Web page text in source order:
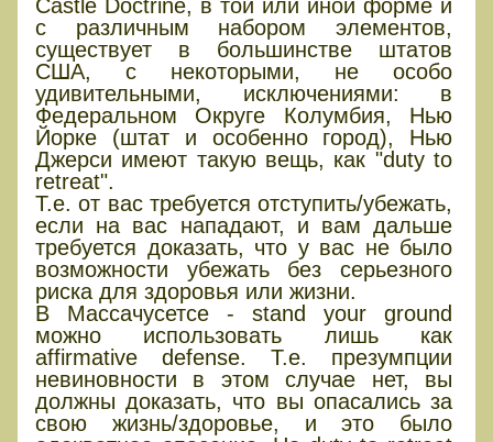
Castle Doctrine, в той или иной форме и
с различным набором элементов,
существует в большинстве штатов
США, с некоторыми, не особо
удивительными, исключениями: в
Федеральном Округе Колумбия, Нью
Йорке (штат и особенно город), Нью
Джерси имеют такую вещь, как "duty to
retreat".
Т.е. от вас требуется отступить/убежать,
если на вас нападают, и вам дальше
требуется доказать, что у вас не было
возможности убежать без серьезного
риска для здоровья или жизни.
В Массачусетсе - stand your ground
можно использовать лишь как
affirmative defense. Т.е. презумпции
невиновности в этом случае нет, вы
должны доказать, что вы опасались за
свою жизнь/здоровье, и это было